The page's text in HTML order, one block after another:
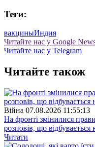
Теги:
вакциныИндия
Читайте нас у Google
Читайте нас у Telegram
Читайте також
Війна 07.08.2026 11:55:13
На фронті змінилися
розповів, що відбувається
Читати